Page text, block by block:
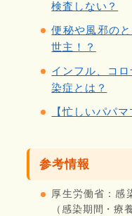
検査しない？
便秘や風邪の
世主！？
インフル、コ
染症とは？
【忙しいパパ
参考情報
厚生労働省：感
（感染期間・療